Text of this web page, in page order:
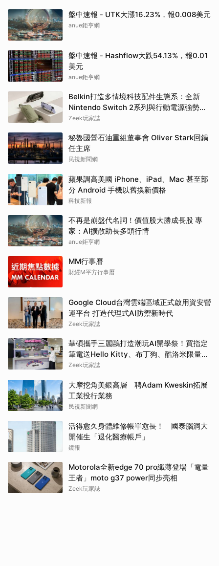
盤中速報 - UTK大漲16.23%，報0.008美元
anue鉅亨網
盤中速報 - Hashflow大跌54.13%，報0.01
美元
anue鉅亨網
Belkin打造多情境科技配件生態系：全新
Nintendo Switch 2系列與行動電源強勢登
場
Zeek玩家誌
秘魯國營石油重組董事會 Oliver Stark回鍋
任主席
民視新聞網
蘋果調高美國 iPhone、iPad、Mac 甚至部
分 Android 手機以舊換新價格
科技新報
不再是崩盤代名詞！價值股大勝成長股 專
家：AI擴散助長多頭行情
anue鉅亨網
MM行事曆
財經M平方行事曆
Google Cloud台灣雲端區域正式啟用資安營
運平台 打造代理式AI防禦新時代
Zeek玩家誌
華碩攜手三麗鷗打造潮玩AI開學祭！買指定
筆電送Hello Kitty、布丁狗、酷洛米限量娃
娃吊飾再抽巴黎雙人機票
Zeek玩家誌
大摩挖角美銀高層 聘Adam Kweskin拓展
工業投行業務
民視新聞網
活得愈久身體維修帳單愈長！ 國泰腦洞大
開催生「退化醫療帳戶」
鏡報
Motorola全新edge 70 pro纖薄登場「電量
王者」moto g37 power同步亮相
Zeek玩家誌